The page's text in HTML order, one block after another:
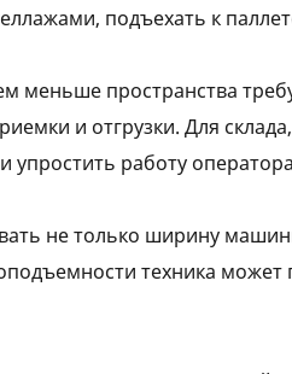
подъехать к
меньше пространства
и отгрузки. Для
работу
не только ширину
техника может